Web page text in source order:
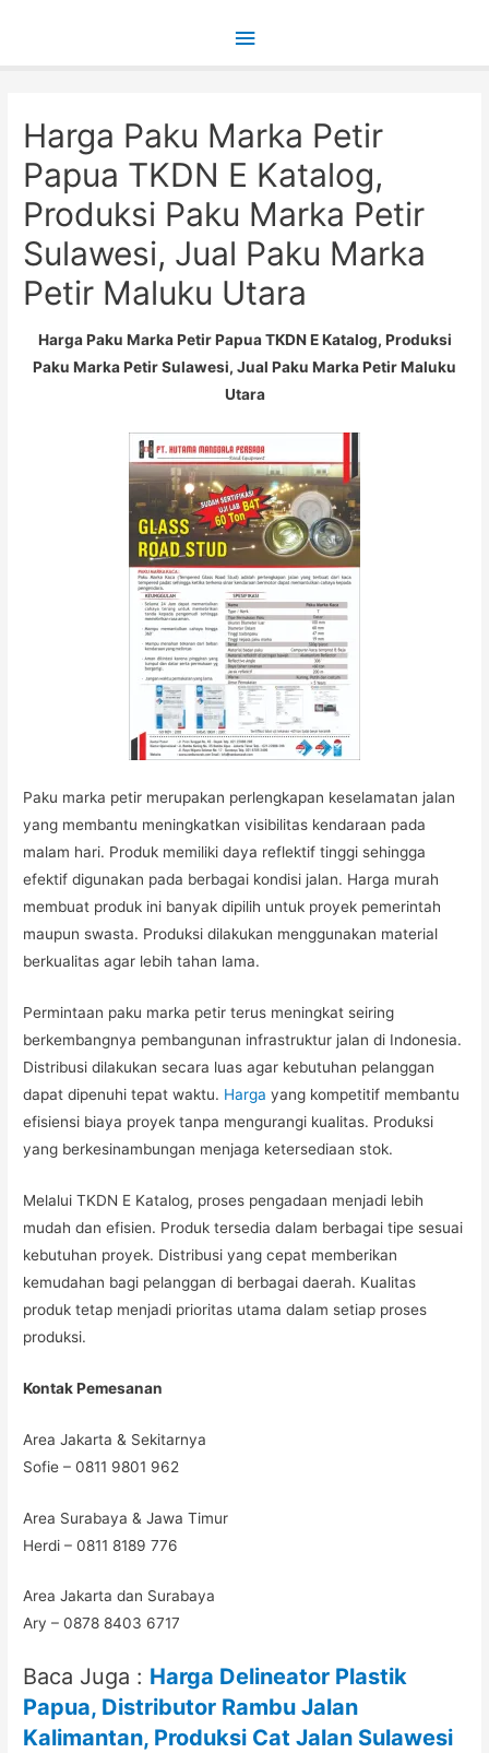
Main
Harga Paku Marka Petir
Papua TKDN E Katalog,
Produksi Paku Marka Petir
Sulawesi, Jual Paku Marka
Petir Maluku Utara
Harga Paku Marka Petir Papua TKDN E Katalog, Produksi
Paku Marka Petir Sulawesi, Jual Paku Marka Petir Maluku
Utara
Paku marka petir merupakan perlengkapan keselamatan jalan
yang membantu meningkatkan visibilitas kendaraan pada
malam hari. Produk memiliki daya reflektif tinggi sehingga
efektif digunakan pada berbagai kondisi jalan. Harga murah
membuat produk ini banyak dipilih untuk proyek pemerintah
maupun swasta. Produksi dilakukan menggunakan material
berkualitas agar lebih tahan lama.
Permintaan paku marka petir terus meningkat seiring
berkembangnya pembangunan infrastruktur jalan di Indonesia.
Distribusi dilakukan secara luas agar kebutuhan pelanggan
dapat dipenuhi tepat waktu. Harga yang kompetitif membantu
efisiensi biaya proyek tanpa mengurangi kualitas. Produksi
yang berkesinambungan menjaga ketersediaan stok.
Melalui TKDN E Katalog, proses pengadaan menjadi lebih
mudah dan efisien. Produk tersedia dalam berbagai tipe sesuai
kebutuhan proyek. Distribusi yang cepat memberikan
kemudahan bagi pelanggan di berbagai daerah. Kualitas
produk tetap menjadi prioritas utama dalam setiap proses
produksi.
Kontak Pemesanan
Area Jakarta & Sekitarnya
Sofie – 0811 9801 962
Area Surabaya & Jawa Timur
Herdi – 0811 8189 776
Area Jakarta dan Surabaya
Ary – 0878 8403 6717
Baca Juga : Harga Delineator Plastik
Papua, Distributor Rambu Jalan
Kalimantan, Produksi Cat Jalan Sulawesi